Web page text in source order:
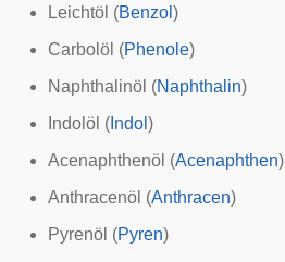
Leichtöl (Benzol )
Carbolöl (Phenole)
Naphthalinöl (Naphthalin)
Indolöl ( Indol )
Acenaphthenöl (Acenaphthen)
Anthracenöl (Anthracen)
Pyrenöl (Pyren)